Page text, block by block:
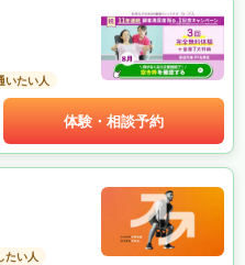
いたい人
体験・相談予約
たい人